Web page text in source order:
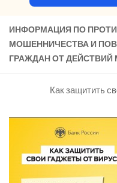
ИНФОРМАЦИЯ ПО
МОШЕННИЧЕСТВА И
ГРАЖДАН ОТ
Как защитить